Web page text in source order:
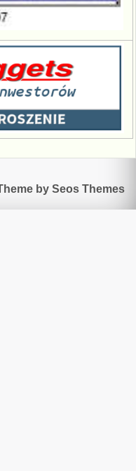
by Seos Themes